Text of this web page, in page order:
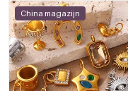
China magazijn